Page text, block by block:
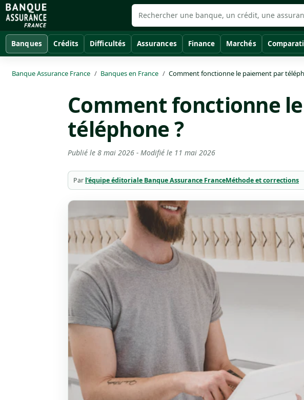
Banques Crédits Difficultés Assurances Finance Marchés
Banque Assurance France Banques en France Comment fonctionne le paiement par
Comment fonctionne
téléphone ?
Publié le 8 mai 2026 - Modifié le 11 mai 2026
Par l’équipe éditoriale Banque Assurance FranceMéthode et corrections